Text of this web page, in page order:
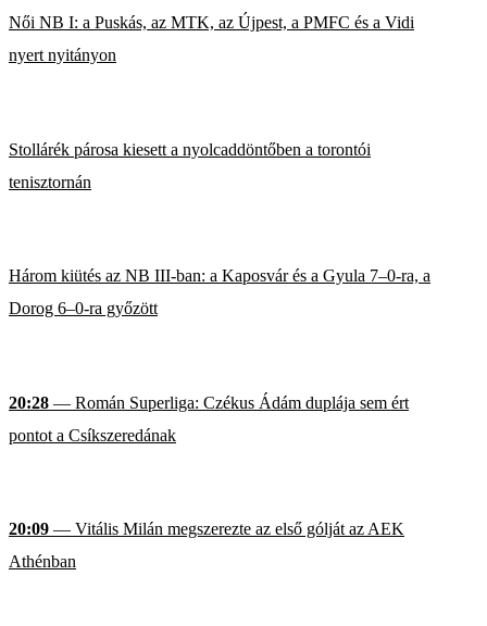
Női NB I: a Puskás, az MTK, az Újpest, a PMFC és a Vidi
nyert nyitányon
Stollárék párosa kiesett a nyolcaddöntőben a torontói
tenisztornán
Három kiütés az NB III-ban: a Kaposvár és a Gyula 7–0-ra, a
Dorog 6–0-ra győzött
20:28 — Román Superliga: Czékus Ádám duplája sem ért
pontot a Csíkszeredának
20:09 — Vitális Milán megszerezte az első gólját az AEK
Athénban